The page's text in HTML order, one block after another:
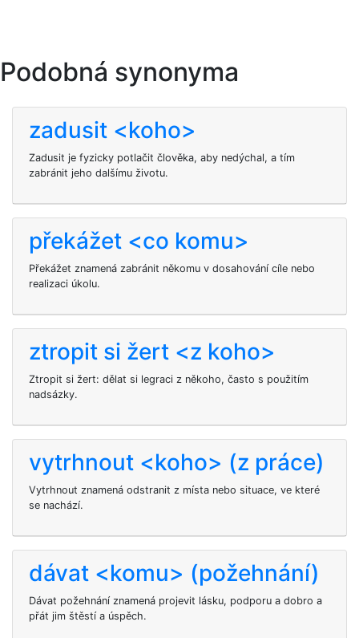
Podobná synonyma
zadusit <koho>
Zadusit je fyzicky potlačit člověka, aby nedýchal, a tím
zabránit jeho dalšímu životu.
překážet <co komu>
Překážet znamená zabránit někomu v dosahování cíle nebo
realizaci úkolu.
ztropit si žert <z koho>
Ztropit si žert: dělat si legraci z někoho, často s použitím
nadsázky.
vytrhnout <koho> (z práce)
Vytrhnout znamená odstranit z místa nebo situace, ve které
se nachází.
dávat <komu> (požehnání)
Dávat požehnání znamená projevit lásku, podporu a dobro a
přát jim štěstí a úspěch.